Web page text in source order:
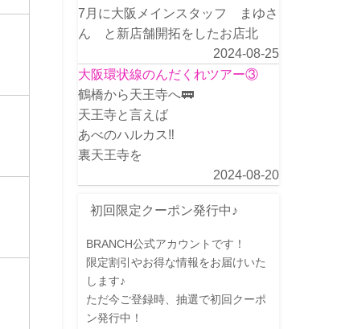
7月に大阪メインスタッフ まゆさ
ん と新店舗開拓をしたお店北
2024-08-25
大阪環状線のんだくれツアー③
鶴橋から天王寺へ🚃
天王寺と言えば
あべのハルカス‼️
裏天王寺を
2024-08-20
初回限定クーポン発行中♪
BRANCH公式アカウントです！
限定割引やお得な情報をお届けいた
します♪
ただ今ご登録時、抽選で初回クーポ
ン発行中！